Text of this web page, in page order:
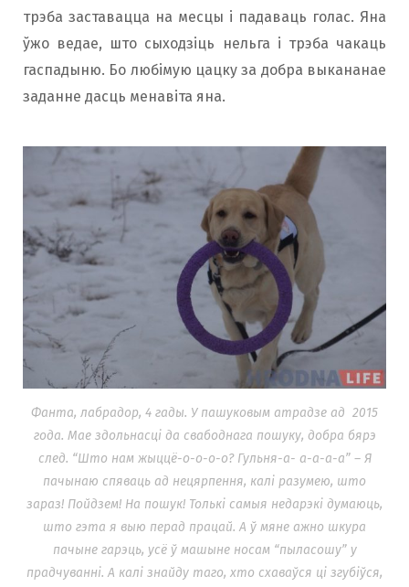
трэба заставацца на месцы і падаваць голас. Яна
ўжо ведае, што сыходзіць нельга і трэба чакаць
гаспадыню. Бо любімую цацку за добра выкананае
заданне дасць менавіта яна.
Фанта, лабрадор, 4 гады. У пашуковым атрадзе ад 2015
года. Мае здольнасці да свабоднага пошуку, добра бярэ
след. “Што нам жыццё-о-о-о-о? Гульня-а- а-а-а-а” – Я
пачынаю спяваць ад нецярпення, калі разумею, што
зараз! Пойдзем! На пошук! Толькі самыя недарэкі думаюць,
што гэта я выю перад працай. А ў мяне ажно шкура
пачыне гарэць, усё ў машыне носам “пыласошу” у
прадчуванні. А калі знайду таго, хто схаваўся ці згубіўся,